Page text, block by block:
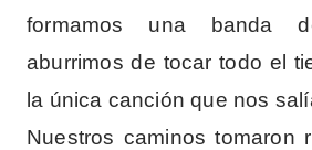
formamos una banda
aburrimos de tocar todo el
la única canción que nos
Nuestros caminos tomaron